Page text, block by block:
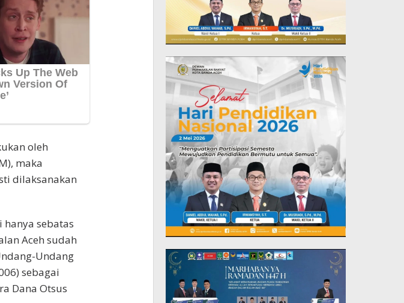
oleh
maka
dilaksanakan
sebatas
Aceh sudah
Undang
sebagai
Dana Otsus